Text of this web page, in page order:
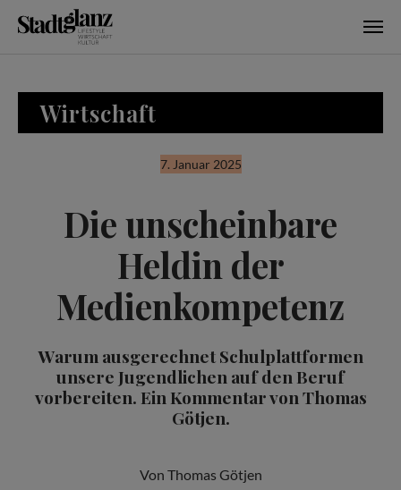
Wirtschaft
7. Januar 2025
Die unscheinbare
Heldin der
Medienkompetenz
Warum ausgerechnet Schulplattformen
unsere Jugendlichen auf den Beruf
vorbereiten. Ein Kommentar von Thomas
Götjen.
Von Thomas Götjen